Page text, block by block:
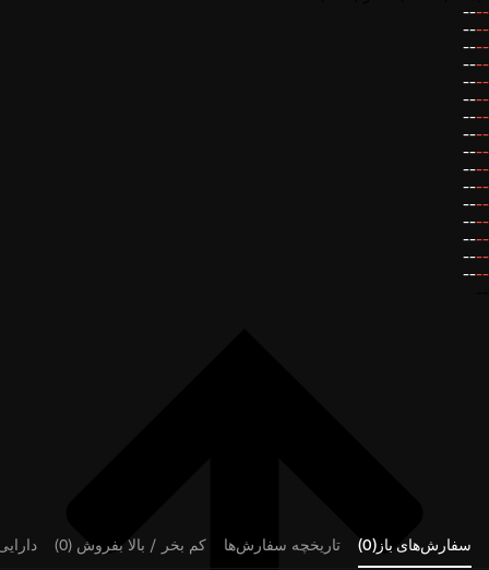
--
--
--
--
--
--
--
--
--
--
--
--
--
--
--
--
--
--
--
--
--
--
--
--
--
--
--
--
--
--
--
--
سفارش‌های باز(0) تاریخچه سفارش‌ها کم بخر / بالا بفروش (0)